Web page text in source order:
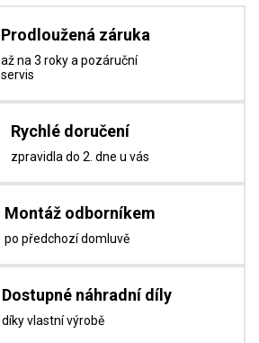
Prodloužená záruka
až na 3 roky a pozáruční
servis
Rychlé doručení
zpravidla do 2. dne u vás
Montáž odborníkem
po předchozí domluvě
Dostupné náhradní díly
díky vlastní výrobě